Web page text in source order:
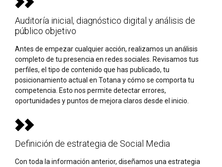
Auditoría inicial, diagnóstico digital y análisis de
público objetivo
Antes de empezar cualquier acción, realizamos un análisis
completo de tu presencia en redes sociales. Revisamos tus
perfiles, el tipo de contenido que has publicado, tu
posicionamiento actual en Totana y cómo se comporta tu
competencia. Esto nos permite detectar errores,
oportunidades y puntos de mejora claros desde el inicio.
Definición de estrategia de Social Media
Con toda la información anterior, diseñamos una estrategia